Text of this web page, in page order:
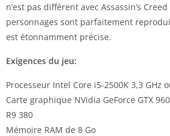
n’est pas différent avec Assassin’s
personnages sont parfaitement
est étonnamment précise.
Exigences du jeu:
Processeur Intel Core i5-2500K 3,3 GHz
Carte graphique NVidia GeForce GTX
R9 380
Mémoire RAM de 8 Go